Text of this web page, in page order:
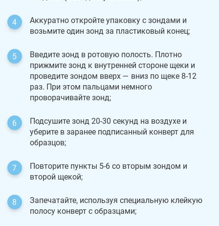
Аккуратно откройте упаковку с зондами и
возьмите один зонд за пластиковый конец;
Введите зонд в ротовую полость. Плотно
прижмите зонд к внутренней стороне щеки и
проведите зондом вверх — вниз по щеке 8-12
раз. При этом пальцами немного
проворачивайте зонд;
Подсушите зонд 20-30 секунд на воздухе и
уберите в заранее подписанный конверт для
образцов;
Повторите пункты 5-6 со вторым зондом и
второй щекой;
Запечатайте, используя специальную клейкую
полосу конверт с образцами;